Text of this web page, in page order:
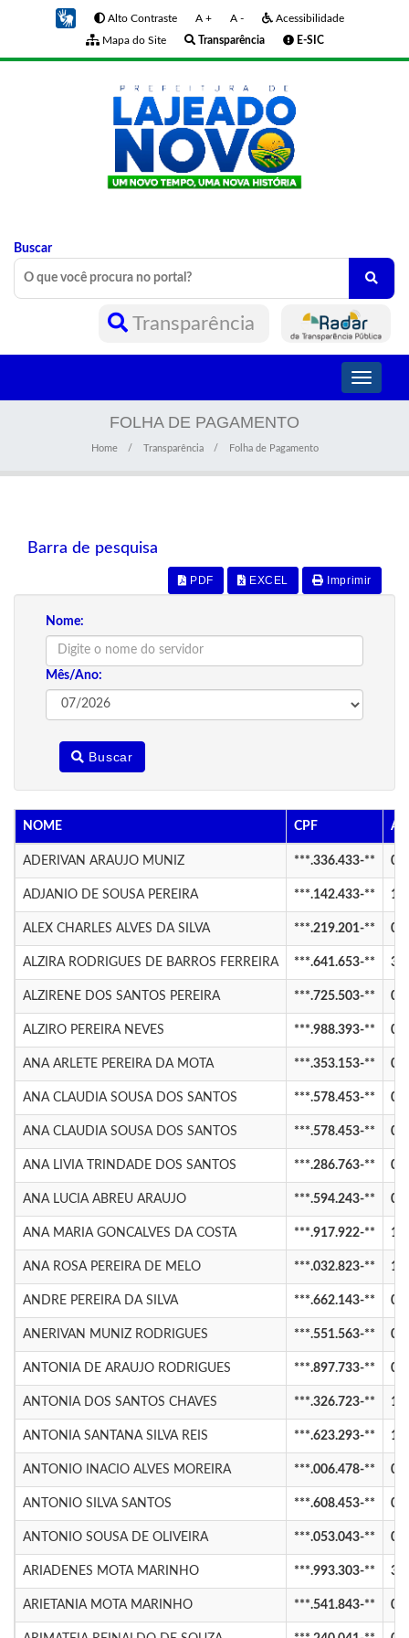
Alto Contraste A + A -
Acessibilidade
Mapa do Site
Transparência E-SIC
Buscar
Transparência
Toggle
FOLHA DE PAGAMENTO
Home Transparência Folha de Pagamento
Barra de pesquisa
PDF EXCEL Imprimir
Nome:
Mês/Ano:
Buscar
NOME CPF
ADERIVAN ARAUJO MUNIZ ***.336.433-**
ADJANIO DE SOUSA PEREIRA ***.142.433-**
ALEX CHARLES ALVES DA SILVA ***.219.201-**
ALZIRA RODRIGUES DE BARROS FERREIRA ***.641.653-**
ALZIRENE DOS SANTOS PEREIRA ***.725.503-**
ALZIRO PEREIRA NEVES ***.988.393-**
ANA ARLETE PEREIRA DA MOTA ***.353.153-**
ANA CLAUDIA SOUSA DOS SANTOS ***.578.453-**
ANA CLAUDIA SOUSA DOS SANTOS ***.578.453-**
ANA LIVIA TRINDADE DOS SANTOS ***.286.763-**
ANA LUCIA ABREU ARAUJO ***.594.243-**
ANA MARIA GONCALVES DA COSTA ***.917.922-**
ANA ROSA PEREIRA DE MELO ***.032.823-**
ANDRE PEREIRA DA SILVA ***.662.143-**
ANERIVAN MUNIZ RODRIGUES ***.551.563-**
ANTONIA DE ARAUJO RODRIGUES ***.897.733-**
ANTONIA DOS SANTOS CHAVES ***.326.723-**
ANTONIA SANTANA SILVA REIS ***.623.293-**
ANTONIO INACIO ALVES MOREIRA ***.006.478-**
ANTONIO SILVA SANTOS ***.608.453-**
ANTONIO SOUSA DE OLIVEIRA ***.053.043-**
ARIADENES MOTA MARINHO ***.993.303-**
ARIETANIA MOTA MARINHO ***.541.843-**